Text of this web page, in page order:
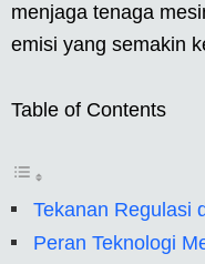
menjaga tenaga
emisi yang semakin
Table of Contents
Tekanan Regulasi
Peran Teknologi